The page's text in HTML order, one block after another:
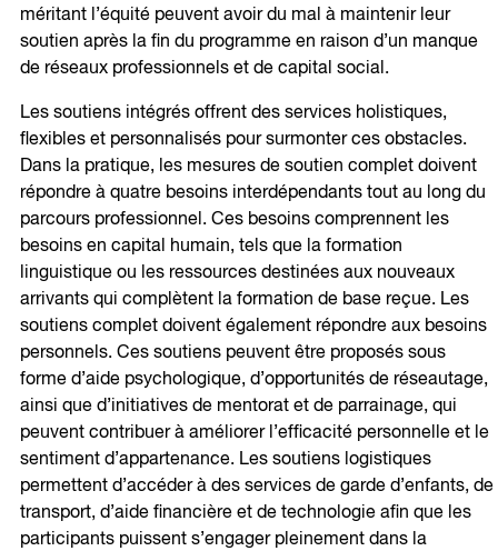
méritant l’équité peuvent avoir du mal à maintenir leur
soutien après la fin du programme en raison d’un manque
de réseaux professionnels et de capital social.
Les soutiens intégrés offrent des services holistiques,
flexibles et personnalisés pour surmonter ces obstacles.
Dans la pratique, les mesures de soutien complet doivent
répondre à quatre besoins interdépendants tout au long du
parcours professionnel. Ces besoins comprennent les
besoins en capital humain, tels que la formation
linguistique ou les ressources destinées aux nouveaux
arrivants qui complètent la formation de base reçue. Les
soutiens complet doivent également répondre aux besoins
personnels. Ces soutiens peuvent être proposés sous
forme d’aide psychologique, d’opportunités de réseautage,
ainsi que d’initiatives de mentorat et de parrainage, qui
peuvent contribuer à améliorer l’efficacité personnelle et le
sentiment d’appartenance. Les soutiens logistiques
permettent d’accéder à des services de garde d’enfants, de
transport, d’aide financière et de technologie afin que les
participants puissent s’engager pleinement dans la